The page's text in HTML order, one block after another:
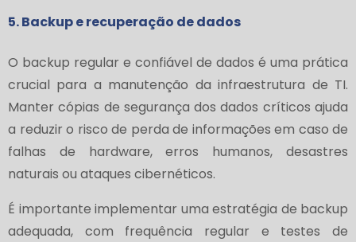
5. Backup e recuperação de dados
O backup regular e confiável de dados é uma prática
crucial para a manutenção da infraestrutura de TI.
Manter cópias de segurança dos dados críticos ajuda
a reduzir o risco de perda de informações em caso de
falhas de hardware, erros humanos, desastres
naturais ou ataques cibernéticos.
É importante implementar uma estratégia de backup
adequada, com frequência regular e testes de